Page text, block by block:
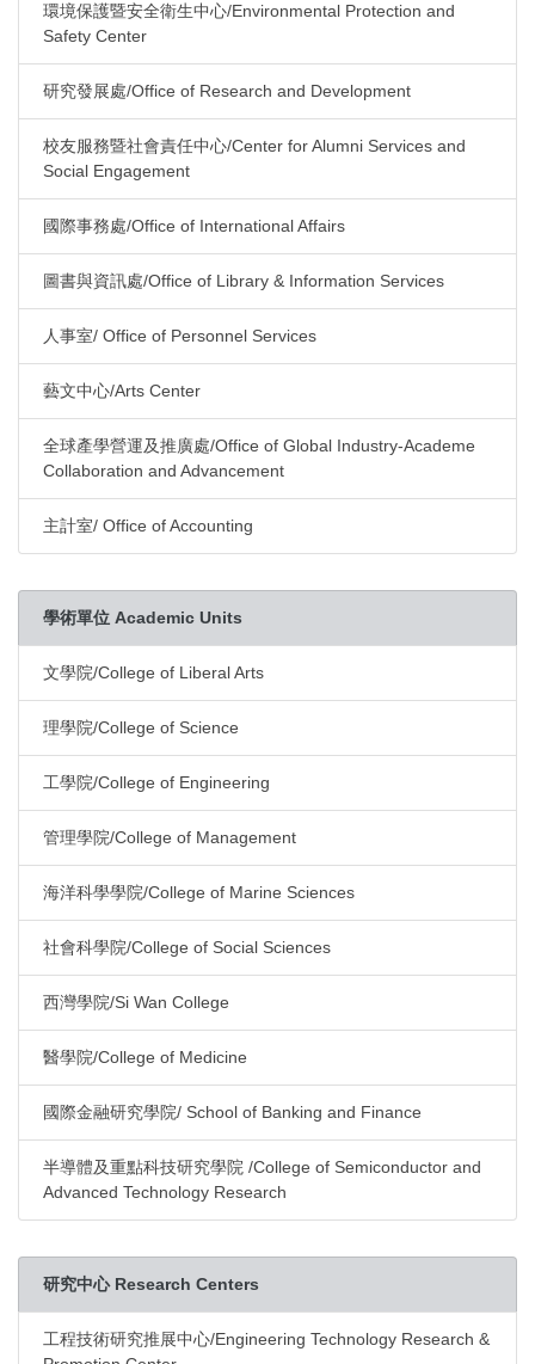
環境保護暨安全衛生中心/Environmental Protection and
Safety Center
研究發展處/Office of Research and Development
校友服務暨社會責任中心/Center for Alumni Services and
Social Engagement
國際事務處/Office of International Affairs
圖書與資訊處/Office of Library & Information Services
人事室/ Office of Personnel Services
藝文中心/Arts Center
全球產學營運及推廣處/Office of Global Industry-Academe
Collaboration and Advancement
主計室/ Office of Accounting
學術單位 Academic Units
文學院/College of Liberal Arts
理學院/College of Science
工學院/College of Engineering
管理學院/College of Management
海洋科學學院/College of Marine Sciences
社會科學院/College of Social Sciences
西灣學院/Si Wan College
醫學院/College of Medicine
國際金融研究學院/ School of Banking and Finance
半導體及重點科技研究學院 /College of Semiconductor and
Advanced Technology Research
研究中心 Research Centers
工程技術研究推展中心/Engineering Technology Research &